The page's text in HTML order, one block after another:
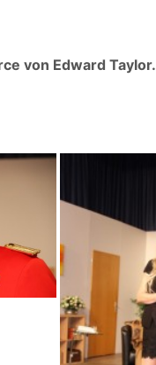
von Edward Taylor.